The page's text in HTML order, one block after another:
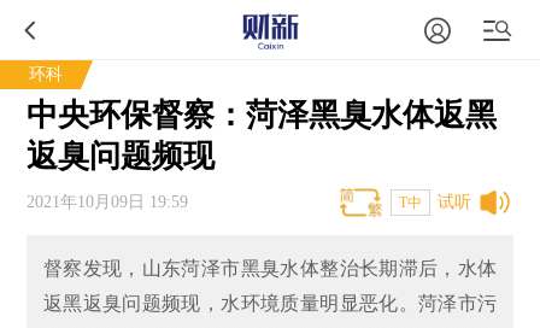
环科
中央环保督察：菏泽黑臭水体返黑
返臭问题频现
试听
2021年10月09日 19:59 T中
督察发现，山东菏泽市黑臭水体整治长期滞后，水体
返黑返臭问题频现，水环境质量明显恶化。菏泽市污